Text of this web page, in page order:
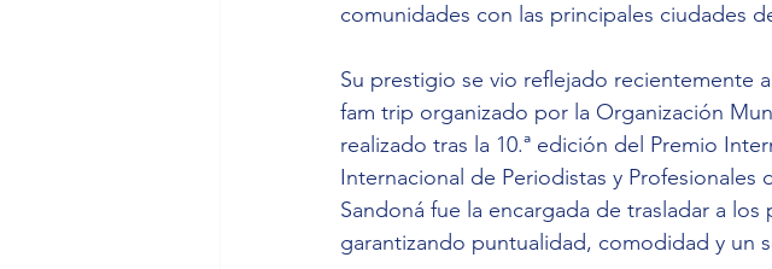
comunidades con las principales ciudades
Su prestigio se vio reflejado recientemente
fam trip organizado por la Organización
realizado tras la 10.ª edición del Premio
Internacional de Periodistas y Profesionales
Sandoná fue la encargada de trasladar a
garantizando puntualidad, comodidad y un